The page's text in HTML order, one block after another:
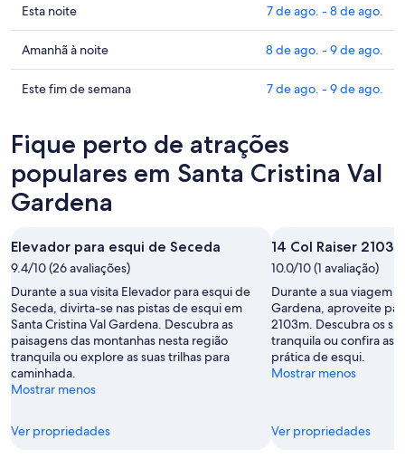
Confira
os
preços
em
Santa
Gardena
para
esta
noite,
ago.
-
8
de
ago.
Esta noite 7 de ago. - 8 de ago.
Confira
os
preços
Cristina
Gardena
para
à
noite,
8
de
ago.
-
9
de
ago.
Amanhã à noite 8 de ago. - 9 de ago.
Confira
em
Santa
Cristina
Val
para
este
fim
de
semana,
7
de
ago.
-
de
Este fim de semana 7 de ago. - 9 de ago.
Fique perto de atrações
populares em Santa Cristina Val
Gardena
Elevador para esqui de Seceda
9.4/10 (26 avaliações)
Durante a sua visita Elevador para esqui de
Seceda, divirta-se nas pistas de esqui em
Santa Cristina Val Gardena. Descubra as
paisagens das montanhas nesta região
tranquila ou explore as suas trilhas para
caminhada.
Mostrar menos
Ver propriedades
14 Col Raiser 2103m
10.0/10 (1 avaliação)
Durante a sua viagem
Gardena, aproveite
2103m. Descubra os
tranquila ou confira as
prática de esqui.
Mostrar menos
Ver propriedades